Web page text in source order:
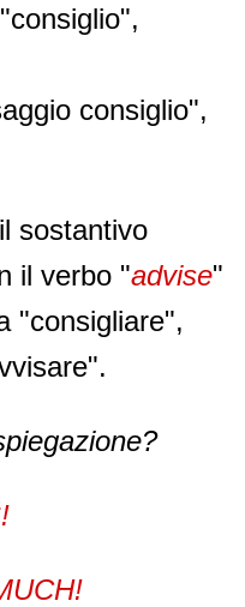
consiglio",
sostantivo
il verbo "advise"
"consigliare",